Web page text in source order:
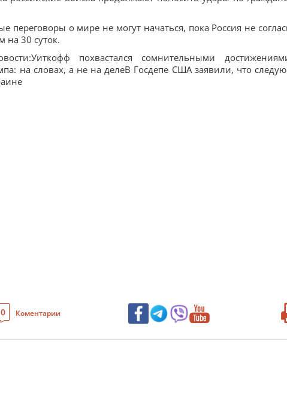
переговоры о мире не могут начаться, пока Россия не
на 30 суток.
похвастался сомнительными
на словах, а не на делеВ Госдепе США заявили, что
0 Коментарии